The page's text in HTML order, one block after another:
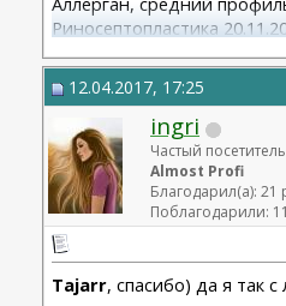
Риносептопластика
Матива 320 24.06.2025
вторичная ринопластик
12.04.2017, 17:25
ingri
Частый посетитель
Almost Profi
Благодарил(а): 21
Поблагодарили:
Tajarr, спасибо) да я так